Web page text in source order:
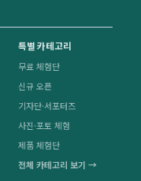
특별 카테고리
무료 체험단
신규 오픈
기자단·서포터즈
사진·포토 체험
제품 체험단
전체 카테고리 보기 →